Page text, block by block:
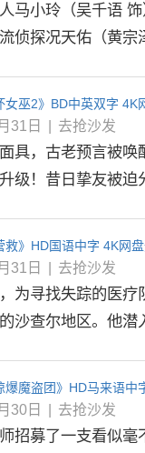
马小玲（吴千语
侦探况天佑（黄宗
巫2》BD中英双字 4K
31日 去抢沙发
具，古老预言被唤
级！昔日挚友被迫
》HD国语中字 4K网
31日 去抢沙发
为寻找失踪的医疗
沙查尔地区。他潜
魔盗团》HD马来语中
30日 去抢沙发
招募了一支看似毫